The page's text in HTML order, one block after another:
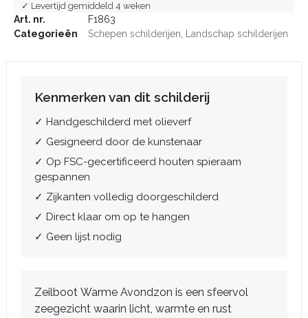
✓ Levertijd gemiddeld 4 weken
Art. nr.
F1863
Categorieën
Schepen schilderijen Landschap schilderijen
Kenmerken van dit schilderij
✓ Handgeschilderd met olieverf
✓ Gesigneerd door de kunstenaar
✓ Op FSC-gecertificeerd houten spieraam
gespannen
✓ Zijkanten volledig doorgeschilderd
✓ Direct klaar om op te hangen
✓ Geen lijst nodig
Zeilboot Warme Avondzon is een sfeervol
zeegezicht waarin licht, warmte en rust